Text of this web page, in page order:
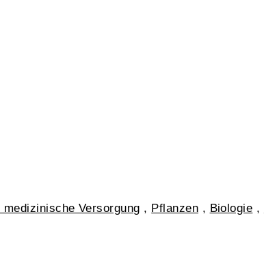
Versorgung , Pflanzen , Biologie ,